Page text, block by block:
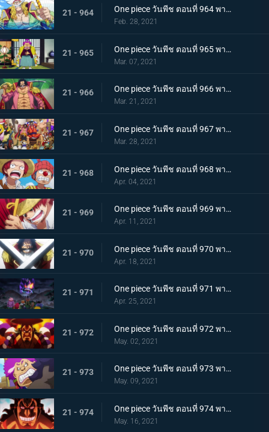
21 - 964 One piece วันพีช ตอนที่ 964 พากย์ไทย น้องชายของหนวดขาว! การผจญภัยของโอเด้ง!
Feb. 28, 2021
21 - 965 One piece วันพีช ตอนที่ 965 พากย์ไทย ดวลดาบ! โรเจอร์กับหนวดขาว!
Mar. 07, 2021
21 - 966 One piece วันพีช ตอนที่ 966 พากย์ไทย ความปรารถนาของโรเจอร์! การเดินทางครั้งใหม่
Mar. 21, 2021
21 - 967 One piece วันพีช ตอนที่ 967 พากย์ไทย อุทิศชีวิต! การผจญภัยของโรเจอร์!
Mar. 28, 2021
21 - 968 One piece วันพีช ตอนที่ 968 พากย์ไทย ราชาโจรสลัดถือกำเนิด ถึงแล้ว! เกาะสุดท้าย
Apr. 04, 2021
21 - 969 One piece วันพีช ตอนที่ 969 พากย์ไทย มุ่งสู่วะโนะคุนิ! โจรสลัดโรเจอร์สลายตัว!
Apr. 11, 2021
21 - 970 One piece วันพีช ตอนที่ 970 พากย์ไทย ข่าวร้าย เปิดยุคแห่งโจรสลัด
Apr. 18, 2021
21 - 971 One piece วันพีช ตอนที่ 971 พากย์ไทย บุก! โอเด้งและ 9 ปลอกดาบแดง
Apr. 25, 2021
21 - 972 One piece วันพีช ตอนที่ 972 พากย์ไทย ถึงเวลาตัดสิน! โอเด้งปะทะไคโด!
May. 02, 2021
21 - 973 One piece วันพีช ตอนที่ 973 พากย์ไทย ต้มจนตาย การต่อสู้ 1 ชั่วโมงของโอเด้ง
May. 09, 2021
21 - 974 One piece วันพีช ตอนที่ 974 พากย์ไทย โอเด้งจะไม่ใช่โอเด้งถ้าไม่ต้ม!
May. 16, 2021